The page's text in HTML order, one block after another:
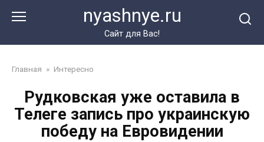
nyashnye.ru
Сайт для Вас!
Главная » Интересно
Рудковская уже оставила в
Телеге запись про украинскую
победу на Евровидении